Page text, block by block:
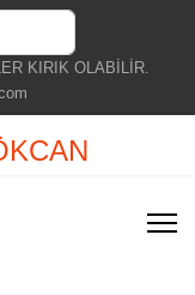
KIRIK OLABİLİR.